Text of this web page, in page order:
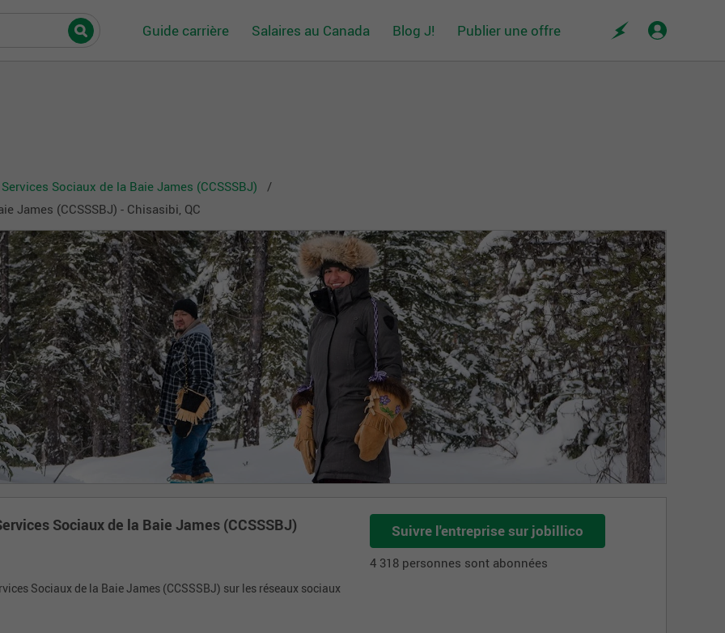
Guide carrière Salaires au Canada Blog J! Publier une offre
Sociaux de la Baie James (CCSSSBJ)
James (CCSSSBJ) - Chisasibi, QC
Sociaux de la Baie James (CCSSSBJ)
Sociaux de la Baie James (CCSSSBJ) sur les réseaux sociaux
Suivre l'entreprise sur jobillico
4 318 personnes sont abonnées